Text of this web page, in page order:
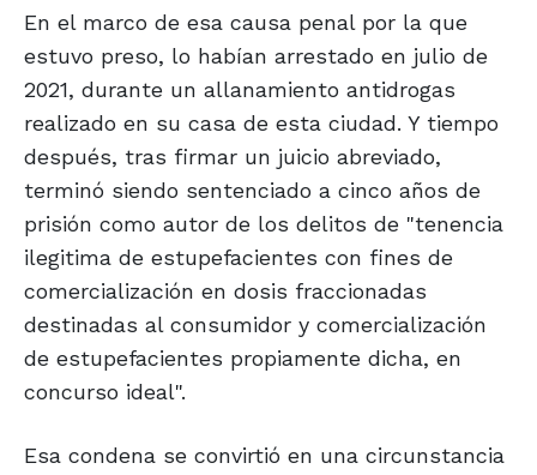
En el marco de esa causa penal por la que
estuvo preso, lo habían arrestado en julio de
2021, durante un allanamiento antidrogas
realizado en su casa de esta ciudad. Y tiempo
después, tras firmar un juicio abreviado,
terminó siendo sentenciado a cinco años de
prisión como autor de los delitos de "tenencia
ilegitima de estupefacientes con fines de
comercialización en dosis fraccionadas
destinadas al consumidor y comercialización
de estupefacientes propiamente dicha, en
concurso ideal".
Esa condena se convirtió en una circunstancia